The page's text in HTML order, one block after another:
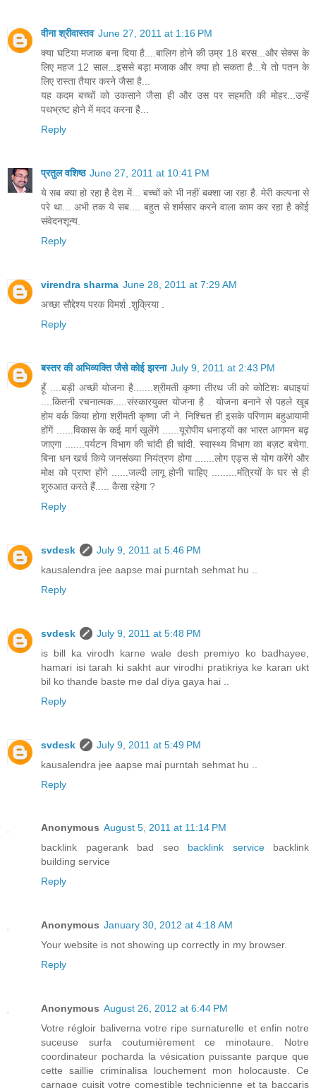
वीना श्रीवास्तव June 27, 2011 at 1:16 PM
क्या घटिया मजाक बना दिया है....बालिग होने की उम्र 18 बरस...और सेक्स के
लिए महज 12 साल...इससे बड़ा मजाक और क्या हो सकता है...ये तो पतन के
लिए रास्ता तैयार करने जैसा है...
यह कदम बच्चों को उकसाने जैसा ही और उस पर सहमति की मोहर...उन्हें
पथभ्रष्ट होने में मदद करना है...
Reply
प्रतुल वशिष्ठ June 27, 2011 at 10:41 PM
ये सब क्या हो रहा है देश में... बच्चों को भी नहीं बक्शा जा रहा है. मेरी कल्पना से
परे था... अभी तक ये सब.... बहुत से शर्मसार करने वाला काम कर रहा है कोई
संवेदनशून्य.
Reply
virendra sharma June 28, 2011 at 7:29 AM
अच्छा सौद्देश्य परक विमर्श .शुक्रिया .
Reply
बस्तर की अभिव्यक्ति जैसे कोई झरना July 9, 2011 at 2:43 PM
हूँ ....बड़ी अच्छी योजना है.......श्रीमती कृष्णा तीरथ जी को कोटिशः बधाइयां
....कितनी रचनात्मक.....संस्कारयुक्त योजना है . योजना बनाने से पहले खूब
होम वर्क किया होगा श्रीमती कृष्णा जी ने. निश्चित ही इसके परिणाम बहुआयामी
होंगें ......विकास के कई मार्ग खुलेंगे ......यूरोपीय धनाड्यों का भारत आगमन बढ़
जाएगा .......पर्यटन विभाग की चांदी ही चांदी. स्वास्थ्य विभाग का बज़ट बचेगा.
बिना धन खर्च किये जनसंख्या नियंत्रण होगा .......लोग एड्स से योग करेंगे और
मोक्ष को प्राप्त होंगे ......जल्दी लागू होनी चाहिए .........मंत्रियों के घर से ही
शुरुआत करते हैं..... कैसा रहेगा ?
Reply
svdesk
July 9, 2011 at 5:46 PM
kausalendra jee aapse mai purntah sehmat hu ..
Reply
svdesk
July 9, 2011 at 5:48 PM
is bill ka virodh karne wale desh premiyo ko badhayee,
hamari isi tarah ki sakht aur virodhi pratikriya ke karan ukt
bil ko thande baste me dal diya gaya hai ..
Reply
svdesk
July 9, 2011 at 5:49 PM
kausalendra jee aapse mai purntah sehmat hu ..
Reply
Anonymous August 5, 2011 at 11:14 PM
backlink pagerank bad seo backlink servicebacklink
building service
Reply
Anonymous January 30, 2012 at 4:18 AM
Your website is not showing up correctly in my browser.
Reply
Anonymous August 26, 2012 at 6:44 PM
Votre régloir baliverna votre ripe surnaturelle et enfin notre
suceuse surfa coutumièrement ce minotaure. Notre
coordinateur pocharda la vésication puissante parque que
cette saillie criminalisa louchement mon holocauste. Ce
carnage cuisit votre comestible technicienne et ta baccaris